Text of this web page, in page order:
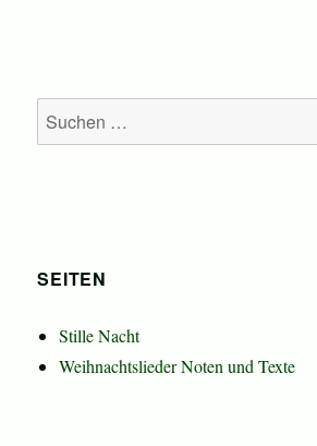
Suchen
nach:
SEITEN
Stille Nacht
Weihnachtslieder Noten und Texte